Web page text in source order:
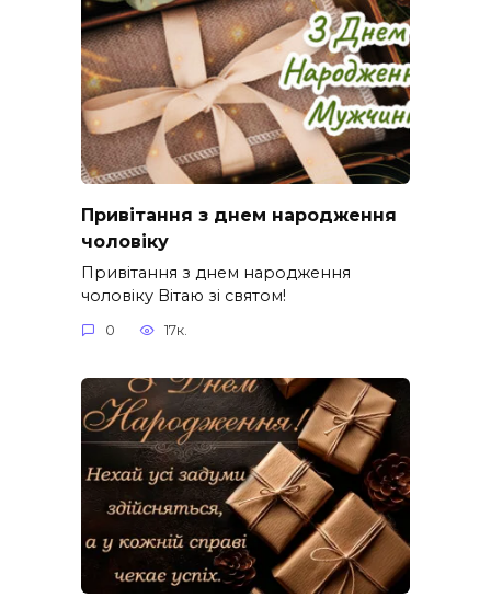
Привітання з днем народження
чоловіку
Привітання з днем народження
чоловіку Вітаю зі святом!
0 17к.